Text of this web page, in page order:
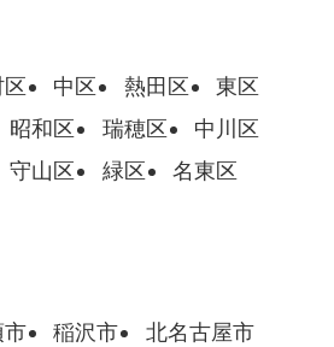
中区 熱田区
東区
昭和区 瑞穂区
中川区
守山区 緑区
名東区
市 稲沢市
北名古屋市